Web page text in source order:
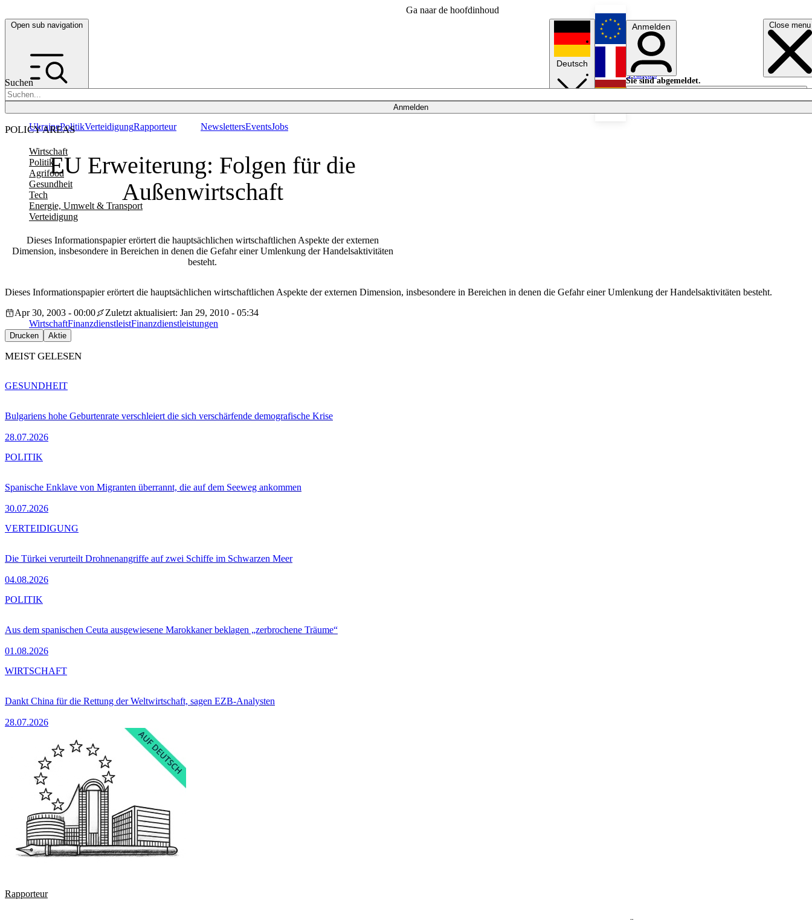
Ga naar de hoofdinhoud
Open sub navigation Close menu
Suchen
Anmelden
POLICY AREAS
Wirtschaft
Politik
Agrifood
Gesundheit
Tech
Energie, Umwelt & Transport
Verteidigung
UkrainePolitikVerteidigungRapporteur NewslettersEventsJobs
Deutsch
English
Français
Anmelden
Sie sind abgemeldet.
Anmelden
Licht aus
EU Erweiterung: Folgen für die
Außenwirtschaft
Dieses Informationspapier erörtert die hauptsächlichen wirtschaftlichen Aspekte der externen
Dimension, insbesondere in Bereichen in denen die Gefahr einer Umlenkung der Handelsaktivitäten
besteht.
Dieses Informationspapier erörtert die hauptsächlichen wirtschaftlichen Aspekte der externen Dimension, insbesondere in Bereichen in denen die Gefahr einer Umlenkung der Handelsaktivitäten besteht.
Apr 30, 2003 - 00:00
Zuletzt aktualisiert: Jan 29, 2010 - 05:34
WirtschaftFinanzdienstleistFinanzdienstleistungen
Drucken Aktie
MEIST GELESEN
Bulgariens hohe Geburtenrate verschleiert die sich verschärfende demografische Krise
28.07.2026
GESUNDHEIT
Spanische Enklave von Migranten überrannt, die auf dem Seeweg ankommen
30.07.2026
POLITIK
Die Türkei verurteilt Drohnenangriffe auf zwei Schiffe im Schwarzen Meer
04.08.2026
VERTEIDIGUNG
Aus dem spanischen Ceuta ausgewiesene Marokkaner beklagen „zerbrochene Träume“
01.08.2026
POLITIK
Dankt China für die Rettung der Weltwirtschaft, sagen EZB-Analysten
28.07.2026
WIRTSCHAFT
Rapporteur